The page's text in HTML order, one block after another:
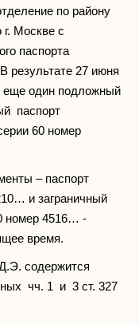
по району
Москве с
паспорта
результате 27 июня
еще один подложный
паспорт
60 номер
– паспорт
и заграничный
номер 4516… -
время.
содержится
чч. 1 и 3 ст. 327